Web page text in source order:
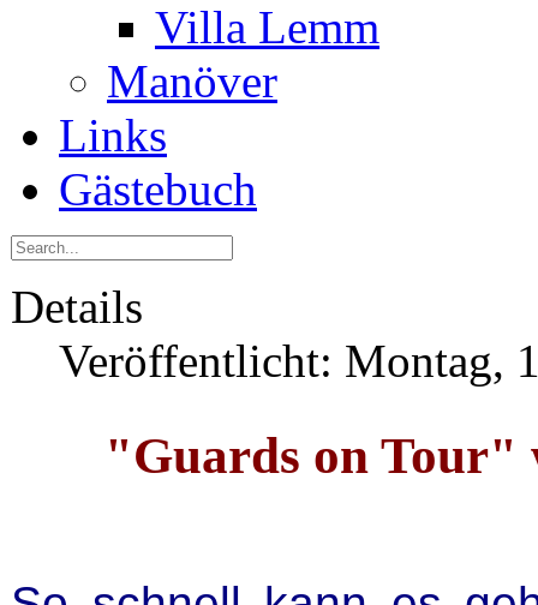
Villa Lemm
Manöver
Links
Gästebuch
Details
Veröffentlicht: Montag,
"Guards on Tour"